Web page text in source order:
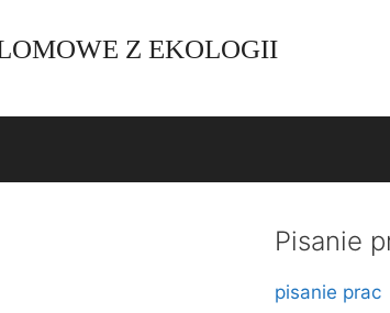
Z EKOLOGII
Pisanie
pisanie prac